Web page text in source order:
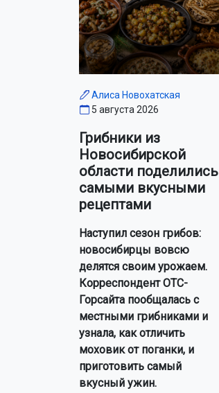
Алиса Новохатская
5 августа 2026
Грибники из
Новосибирской
области поделились
самыми вкусными
рецептами
Наступил сезон грибов:
новосибирцы вовсю
делятся своим урожаем.
Корреспондент ОТС-
Горсайта пообщалась с
местными грибниками и
узнала, как отличить
моховик от поганки, и
приготовить самый
вкусный ужин.